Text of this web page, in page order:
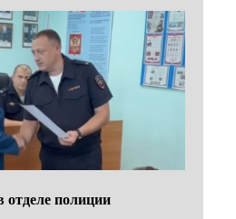
полиции